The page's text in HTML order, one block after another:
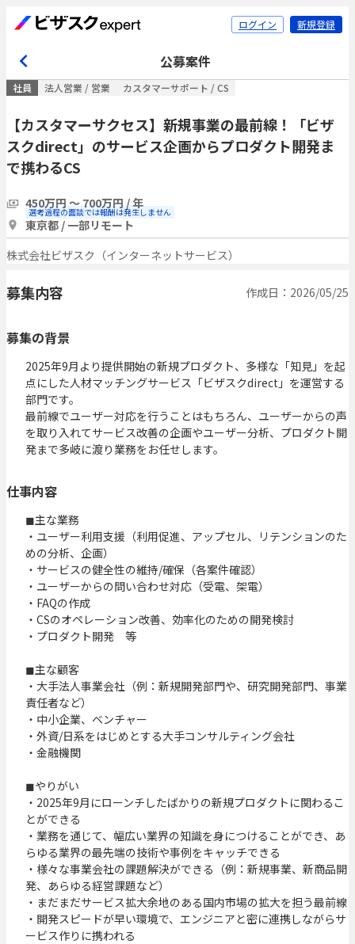
ログイン 新規登録
公募案件
社員 法人営業 / 営業 カスタマーサポート / CS
【カスタマーサクセス】新規事業の最前線！「ビザ
スクdirect」のサービス企画からプロダクト開発ま
で携わるCS
450万円 〜 700万円 / 年
選考過程の面談では報酬は発生しません
東京都 / 一部リモート
株式会社ビザスク（インターネットサービス）
募集内容 作成日：2026/05/25
募集の背景
2025年9月より提供開始の新規プロダクト、多様な「知見」を起
点にした人材マッチングサービス「ビザスクdirect」を運営する
部門です。
最前線でユーザー対応を行うことはもちろん、ユーザーからの声
を取り入れてサービス改善の企画やユーザー分析、プロダクト開
発まで多岐に渡り業務をお任せします。
仕事内容
◼︎主な業務
・ユーザー利用支援（利用促進、アップセル、リテンションのた
めの分析、企画）
・サービスの健全性の維持/確保（各案件確認）
・ユーザーからの問い合わせ対応（受電、架電）
・FAQの作成
・CSのオペレーション改善、効率化のための開発検討
・プロダクト開発　等
◼︎主な顧客
・大手法人事業会社（例：新規開発部門や、研究開発部門、事業
責任者など）
・中小企業、ベンチャー
・外資/日系をはじめとする大手コンサルティング会社
・金融機関
◼︎やりがい
・2025年9月にローンチしたばかりの新規プロダクトに関わるこ
とができる
・業務を通じて、幅広い業界の知識を身につけることができ、あ
らゆる業界の最先端の技術や事例をキャッチできる
・様々な事業会社の課題解決ができる（例：新規事業、新商品開
発、あらゆる経営課題など）
・まだまだサービス拡大余地のある国内市場の拡大を担う最前線
・開発スピードが早い環境で、エンジニアと密に連携しながらサ
ービス作りに携われる